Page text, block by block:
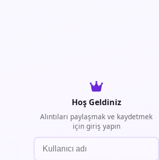
Hoş Geldiniz
Alıntıları paylaşmak ve kaydetmek
için giriş yapın